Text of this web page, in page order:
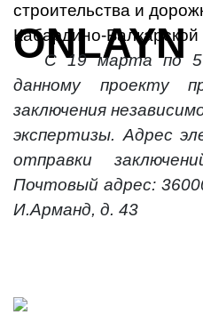
строительства и
Кабардино-Балкарской
С 19 марта по 5
данному проекту
заключения
экспертизы. Адрес
отправки
Почтовый адрес:
И.Арманд, д. 43